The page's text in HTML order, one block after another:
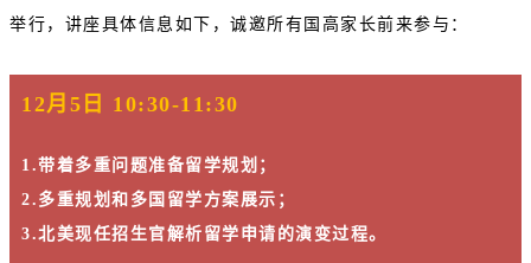
举行，讲座具体信息如下，诚邀所有国高家长前来参与：
12月5日 10:30-11:30
1.带着多重问题准备留学规划；
2.多重规划和多国留学方案展示；
3.北美现任招生官解析留学申请的演变过程。